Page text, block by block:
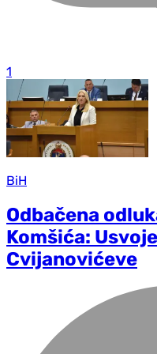
1
BiH
Odbačena
Komšića:
Cvijanovićeve